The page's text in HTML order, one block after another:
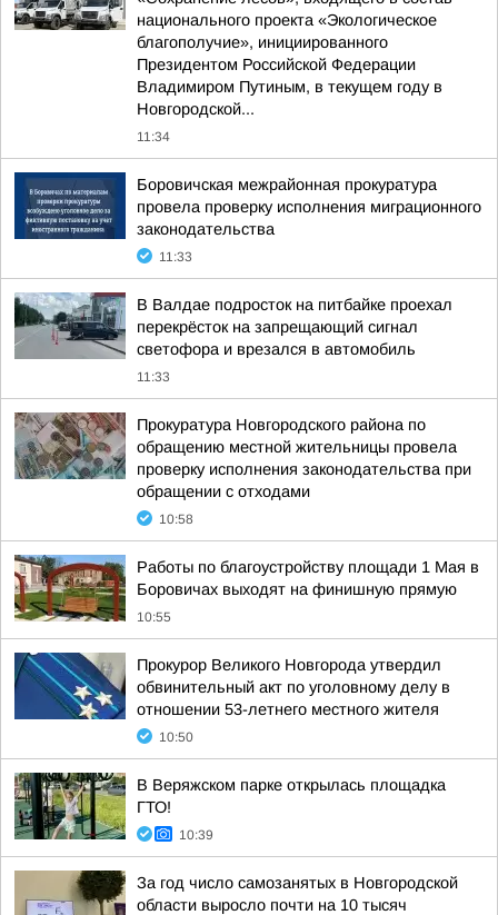
национального проекта «Экологическое
благополучие», инициированного
Президентом Российской Федерации
Владимиром Путиным, в текущем году в
Новгородской...
11:34
Боровичская межрайонная прокуратура
провела проверку исполнения миграционного
законодательства
11:33
В Валдае подросток на питбайке проехал
перекрёсток на запрещающий сигнал
светофора и врезался в автомобиль
11:33
Прокуратура Новгородского района по
обращению местной жительницы провела
проверку исполнения законодательства при
обращении с отходами
10:58
Работы по благоустройству площади 1 Мая в
Боровичах выходят на финишную прямую
10:55
Прокурор Великого Новгорода утвердил
обвинительный акт по уголовному делу в
отношении 53-летнего местного жителя
10:50
В Веряжском парке открылась площадка
ГТО!
10:39
За год число самозанятых в Новгородской
области выросло почти на 10 тысяч